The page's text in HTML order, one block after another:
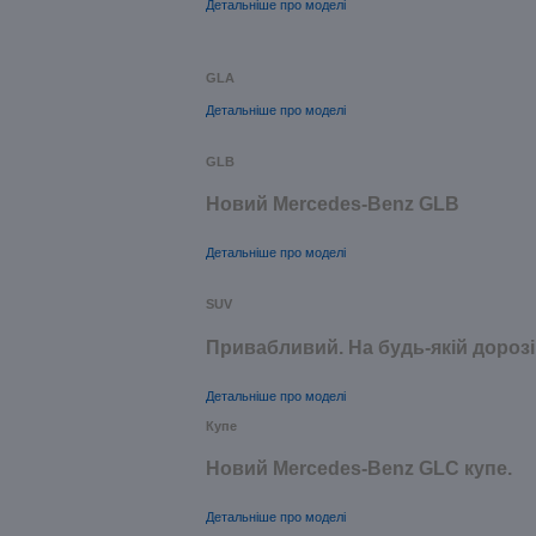
Детальніше про моделі
GLA
Детальніше про моделі
GLB
Новий Mercedes-Benz GLB
Детальніше про моделі
SUV
Привабливий. На будь-якій
Детальніше про моделі
Купе
Новий Mercedes-Benz GLС купе.
Детальніше про моделі